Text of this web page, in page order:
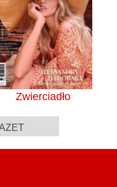
Zwierciadło